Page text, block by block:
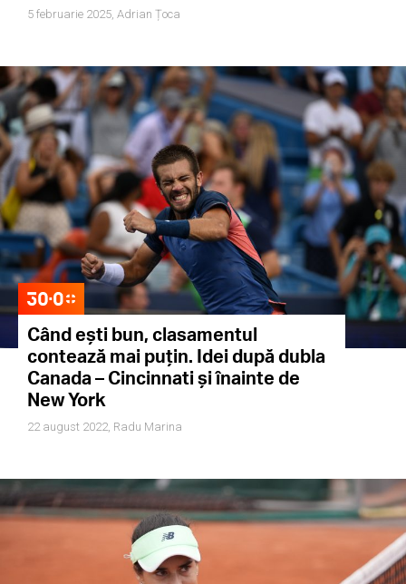
5 februarie 2025, Adrian Țoca
Când ești bun, clasamentul
contează mai puțin. Idei după dubla
Canada – Cincinnati și înainte de
New York
22 august 2022, Radu Marina